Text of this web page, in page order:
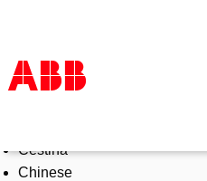
Products & Solutions
Industries
Čeština
Chinese